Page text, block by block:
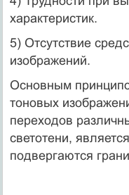
характеристик.
5) Отсутствие
изображений.
Основным
тоновых
переходов
светотени,
подвергаются